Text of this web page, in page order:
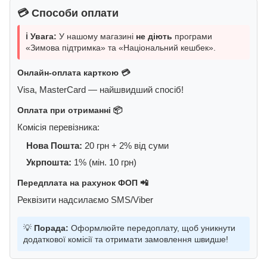
💳 Способи оплати
ℹ️ Увага: У нашому магазині не діють програми
«Зимова підтримка» та «Національний кешбек».
Онлайн-оплата карткою 💳
Visa, MasterCard — найшвидший спосіб!
Оплата при отриманні 📦
Комісія перевізника:
Нова Пошта: 20 грн + 2% від суми
Укрпошта: 1% (мін. 10 грн)
Передплата на рахунок ФОП 📲
Реквізити надсилаємо SMS/Viber
💡 Порада: Оформлюйте передоплату, щоб уникнути
додаткової комісії та отримати замовлення швидше!